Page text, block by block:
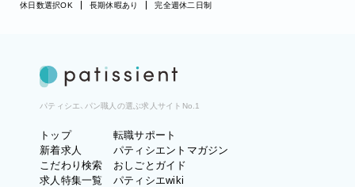
休日数選択OK
長期休暇あり 完全週休二日制
パティシエ、パン職人の選ぶ求人サイトNo.1
トップ
新着求人
こだわり検索
求人特集一覧
転職サポート
パティシエントマガジン
おしごとガイド
パティシエwiki